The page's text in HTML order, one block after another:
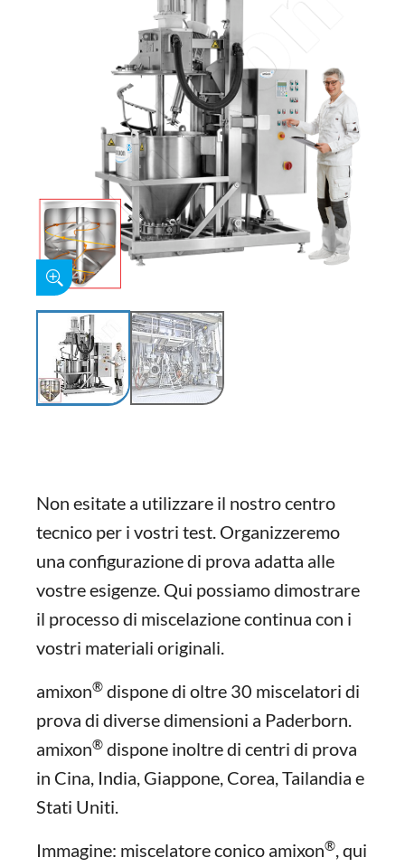
Non esitate a utilizzare il nostro centro
tecnico per i vostri test. Organizzeremo
una configurazione di prova adatta alle
vostre esigenze. Qui possiamo dimostrare
il processo di miscelazione continua con i
vostri materiali originali.
amixon® dispone di oltre 30 miscelatori di
prova di diverse dimensioni a Paderborn.
amixon® dispone inoltre di centri di prova
in Cina, India, Giappone, Corea, Tailandia e
Stati Uniti.
Immagine: miscelatore conico amixon®, qui